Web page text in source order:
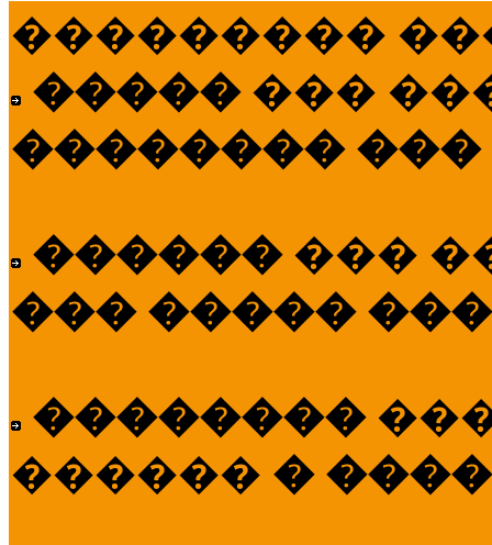
���������
����� ���
�������� ���
������ ���
��� �����
��������
������ �